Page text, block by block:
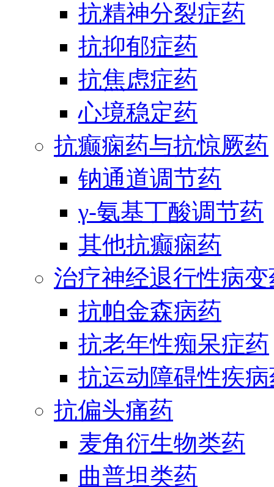
抗精神分裂症药
抗抑郁症药
抗焦虑症药
心境稳定药
抗癫痫药与抗惊厥药
钠通道调节药
γ-氨基丁酸调节药
其他抗癫痫药
治疗神经退行性病
抗帕金森病药
抗老年性痴呆症药
抗运动障碍性疾
抗偏头痛药
麦角衍生物类药
曲普坦类药